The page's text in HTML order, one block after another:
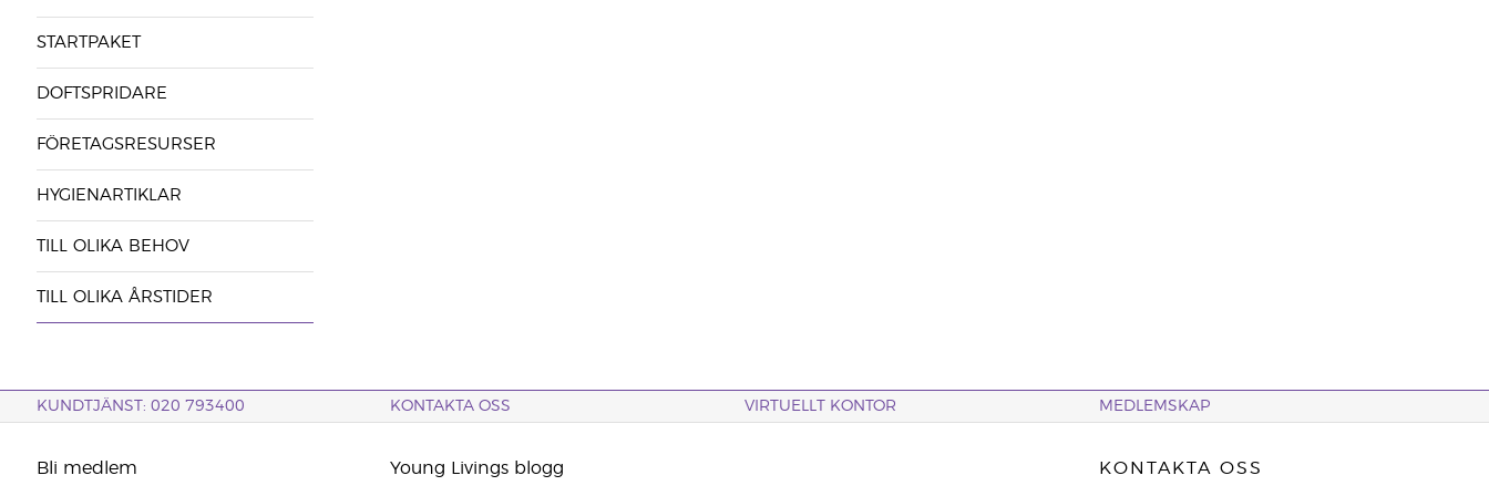
STARTPAKET
DOFTSPRIDARE
FÖRETAGSRESURSER
HYGIENARTIKLAR
TILL OLIKA BEHOV
TILL OLIKA ÅRSTIDER
KUNDTJÄNST: 020 793400 KONTAKTA OSS VIRTUELLT KONTOR MEDLEMSKAP
Bli medlem Young Livings blogg KONTAKTA OSS